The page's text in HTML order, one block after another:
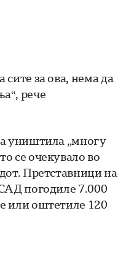
за ова, нема да
рече
уништила „многу
се очекувало во
Претставници на
погодиле 7.000
или оштетиле 120